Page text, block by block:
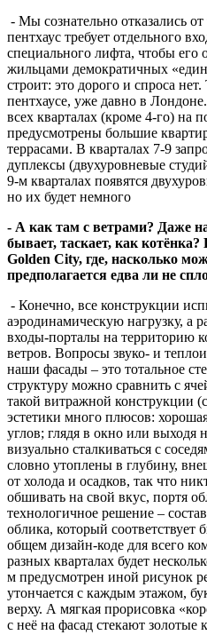
- Мы сознательно отказались
пентхаус требует отдельного
специального лифта, чтобы его
жильцами демократичных
строит: это дорого и спроса
пентхаусе, уже давно в
всех кварталах (кроме 4-го) на
предусмотрены большие
террасами. В кварталах 7-9
дуплексы (двухуровневые
9-м кварталах появятся
но их будет немного
- А как там с ветрами? Даже
бывает, таскает, как
Golden City, где, насколько
предполагается едва ли не
- Конечно, все конструкции
аэродинамическую нагрузку, а
входы-порталы на территорию
ветров. Вопросы звуко- и
наши фасады – это тотальное
структуру можно сравнить с
такой витражной конструкции
эстетики много плюсов:
углов; глядя в окно или
визуально сталкиваться с
словно утоплены в глубину,
от холода и осадков, так что
обшивать на свой вкус, портя
технологичное решение –
облика, который
общем дизайн-коде для всего
разных кварталах будет
м предусмотрен иной рисунок
утончается с каждым этажом,
верху. А мягкая прорисовка
с неё на фасад стекают золотые